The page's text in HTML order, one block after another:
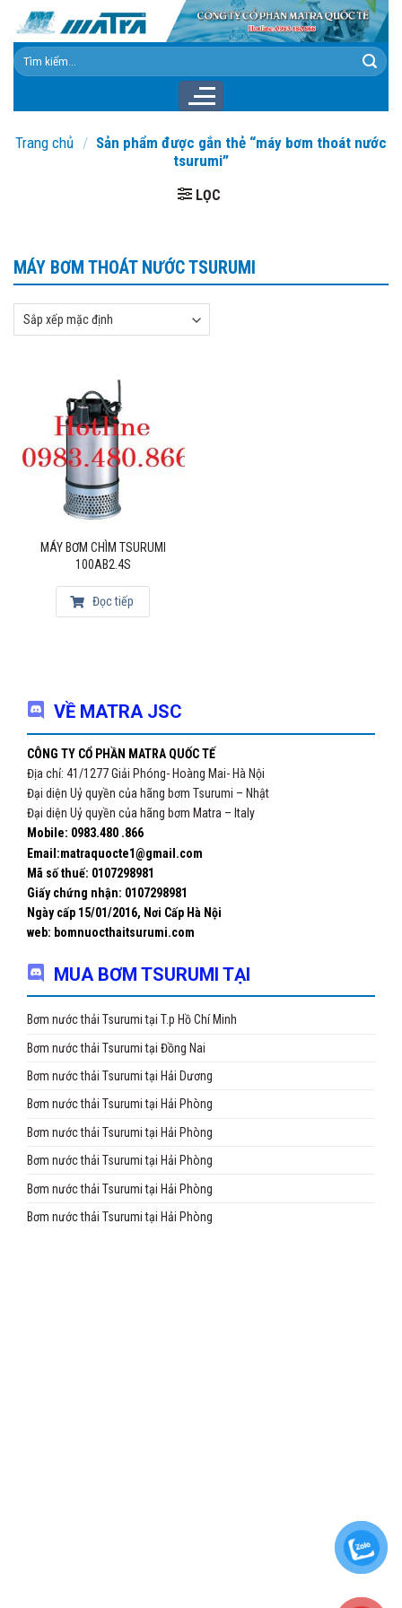
content
Tìm
kiếm:
Trang chủ / Sản phẩm được gắn thẻ “máy bơm thoát nước
tsurumi”
LỌC
MÁY BƠM THOÁT NƯỚC TSURUMI
MÁY BƠM CHÌM TSURUMI
100AB2.4S
Đọc tiếp
VỀ MATRA JSC
CÔNG TY CỔ PHẦN MATRA QUỐC TẾ
Địa chỉ: 41/1277 Giải Phóng- Hoàng Mai- Hà Nội
Đại diện Uỷ quyền của hãng bơm Tsurumi – Nhật
Đại diện Uỷ quyền của hãng bơm Matra – Italy
Mobile: 0983.480 .866
Email:matraquocte1@gmail.com
Mã số thuế: 0107298981
Giấy chứng nhận: 0107298981
Ngày cấp 15/01/2016, Nơi Cấp Hà Nội
web: bomnuocthaitsurumi.com
MUA BƠM TSURUMI TẠI
Bơm nước thải Tsurumi tại T.p Hồ Chí Minh
Bơm nước thải Tsurumi tại Đồng Nai
Bơm nước thải Tsurumi tại Hải Dương
Bơm nước thải Tsurumi tại Hải Phòng
Bơm nước thải Tsurumi tại Hải Phòng
Bơm nước thải Tsurumi tại Hải Phòng
Bơm nước thải Tsurumi tại Hải Phòng
Bơm nước thải Tsurumi tại Hải Phòng